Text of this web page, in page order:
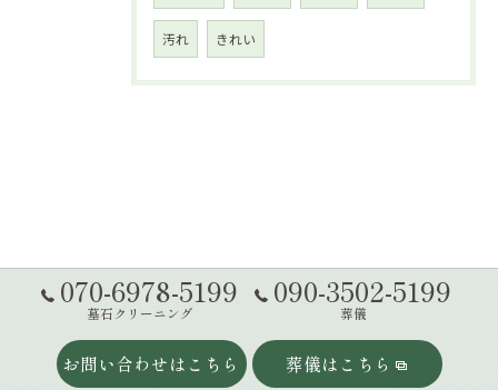
汚れ きれい
070-6978-5199
墓石クリーニング
090-3502-5199
葬儀
お問い合わせはこちら 葬儀はこちら